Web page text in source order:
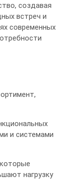
создавая
встреч и
современных
и системами
нагрузку